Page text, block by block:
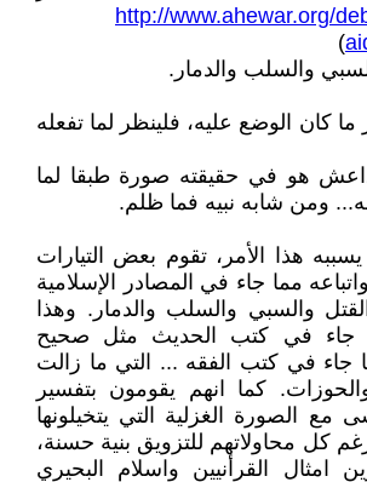
http://www.ahewar.org/
)
والسلب والدمار.
كان الوضع عليه، فلينظر لما تفعله
هو في حقيقته صورة طبقا لما
ومن شابه نبيه فما ظلم.
هذا الأمر، تقوم بعض التيارات
مما جاء في المصادر الإسلامية
والسبي والسلب والدمار. وهذا
جاء في كتب الحديث مثل صحيح
جاء في كتب الفقه ... التي ما زالت
كما انهم يقومون بتفسير
مع الصورة الغزلية التي يتخيلونها
كل محاولاتهم للتزويق بنية حسنة،
امثال القرأنيين واسلام البحيري